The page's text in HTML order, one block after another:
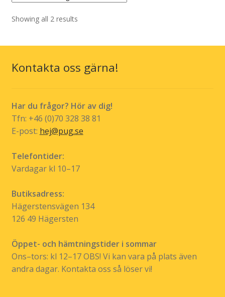
varianter.
alternativen
väljas
Showing all 2 results
Kontakta oss gärna!
Har du frågor? Hör av dig!
Tfn: +46 (0)70 328 38 81
E-post: hej@pug.se
Telefontider:
Vardagar kl 10–17
Butiksadress:
Hägerstensvägen 134
126 49 Hägersten
Öppet- och hämtningstider i sommar
Ons–tors: kl 12–17 OBS! Vi kan vara på plats även
andra dagar. Kontakta oss så löser vi!